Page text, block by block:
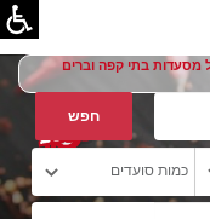
מסעדות בתי קפה וברים